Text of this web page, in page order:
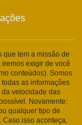
que tem a missão de
exigir de você
conteúdos). Somos
as informações
velocidade das
Novamente:
qualquer tipo de
Caso isso aconteça,